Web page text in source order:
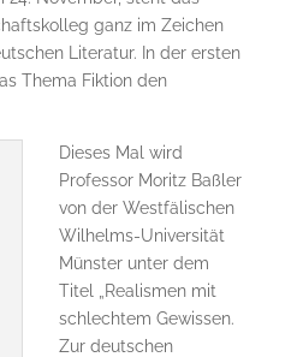
ganz im Zeichen
Literatur. In der ersten
Thema Fiktion den
Dieses Mal wird
Professor Moritz Baßler
von der Westfälischen
Wilhelms-Universität
Münster unter dem
Titel „Realismen mit
schlechtem Gewissen.
Zur deutschen